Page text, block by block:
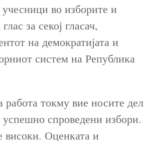
во изборите и
за секој гласач,
на демократијата и
систем на Република
работа токму вие носите дел
успешно спроведени избори.
високи. Оценката и